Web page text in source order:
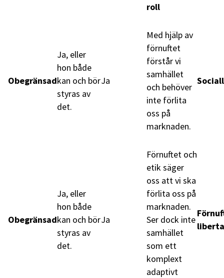
roll
Obegränsad
Ja, eller
hon både
kan och bör
styras av
det.
Ja
Med hjälp av
förnuftet
förstår vi
samhället
och behöver
inte förlita
oss på
marknaden.
Obegränsad
Ja, eller
hon både
kan och bör
styras av
det.
Ja
Förnuftet och
etik säger
oss att vi ska
förlita oss på
marknaden.
Ser dock inte
samhället
som ett
komplext
adaptivt